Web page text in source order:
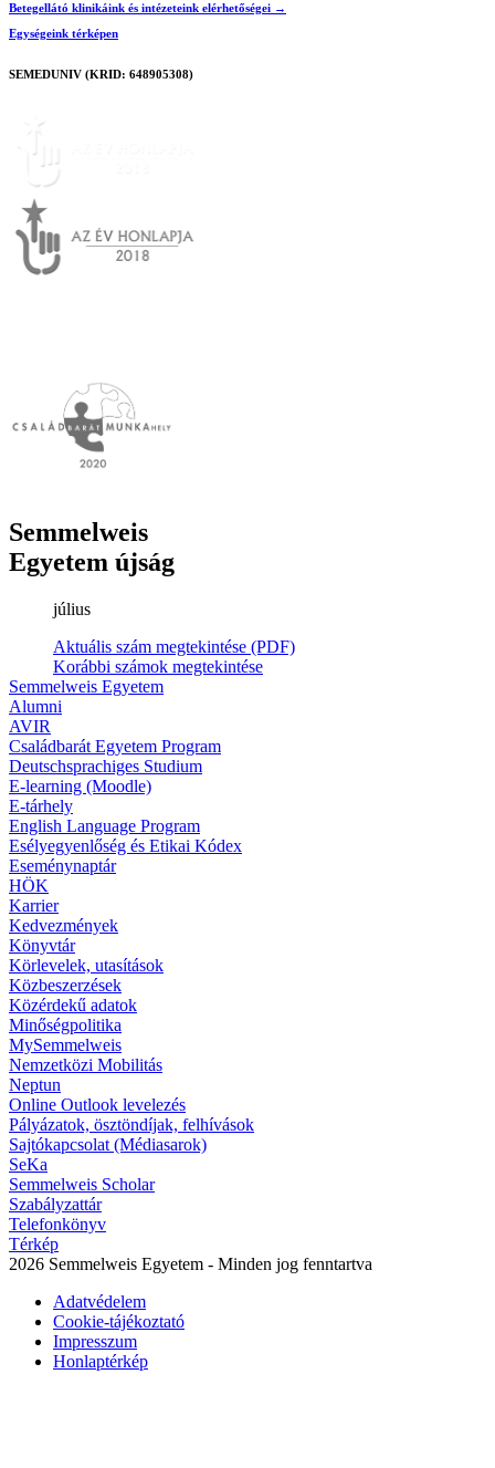
Betegellátó klinikáink és intézeteink elérhetőségei →
Egységeink térképen
SEMEDUNIV (KRID: 648905308)
Semmelweis
Egyetem újság
július
Aktuális szám megtekintése (PDF)
Korábbi számok megtekintése
Semmelweis Egyetem
Alumni
AVIR
Családbarát Egyetem Program
Deutschsprachiges Studium
E-learning (Moodle)
E-tárhely
English Language Program
Esélyegyenlőség és Etikai Kódex
Eseménynaptár
HÖK
Karrier
Kedvezmények
Könyvtár
Körlevelek, utasítások
Közbeszerzések
Közérdekű adatok
Minőségpolitika
MySemmelweis
Nemzetközi Mobilitás
Neptun
Online Outlook levelezés
Pályázatok, ösztöndíjak, felhívások
Sajtókapcsolat (Médiasarok)
SeKa
Semmelweis Scholar
Szabályzattár
Telefonkönyv
Térkép
2026 Semmelweis Egyetem - Minden jog fenntartva
Adatvédelem
Cookie-tájékoztató
Impresszum
Honlaptérkép